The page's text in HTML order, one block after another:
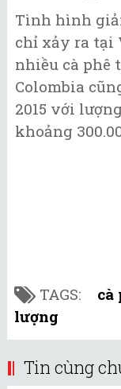
Tình hình
chỉ xảy ra tại
nhiều cà phê
Colombia
2015 với
khoảng
TAGS: cà
lượng
Tin cùng